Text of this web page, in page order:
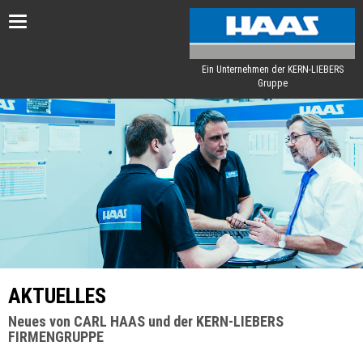
Toggle
Ein Unternehmen der KERN-LIEBERS
Gruppe
AKTUELLES
Neues von CARL HAAS und der KERN-LIEBERS
FIRMENGRUPPE